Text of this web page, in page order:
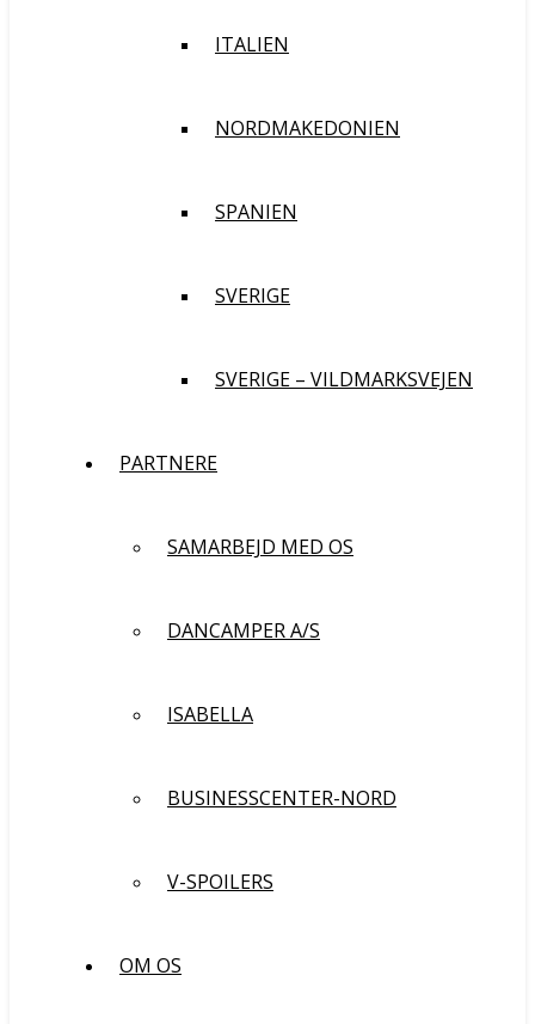
ITALIEN
NORDMAKEDONIEN
SPANIEN
SVERIGE
SVERIGE – VILDMARKSVEJEN
PARTNERE
SAMARBEJD MED OS
DANCAMPER A/S
ISABELLA
BUSINESSCENTER-NORD
V-SPOILERS
OM OS